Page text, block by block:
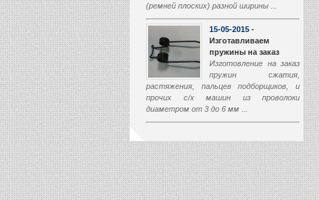
(ремней плоских) разной ширины ...
15-05-2015 -
Изготавливаем
пружины на заказ
Изготовление на заказ
пружин сжатия,
растяжения, пальцев подборщиков, и
прочих с/х машин из проволоки
диаметром от 3 до 6 мм ...
Производство
транспортеров
наклонной камеры
Начали производство
транспортеров наклонной камеры (ТНК)